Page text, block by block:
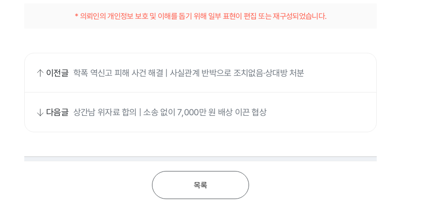
* 의뢰인의 개인정보 보호 및 이해를 돕기 위해 일부 표현이 편집 또는 재구성되었습니다.
이전글 학폭 역신고 피해 사건 해결 | 사실관계 반박으로 조치없음·상대방 처분
다음글 상간남 위자료 합의 | 소송 없이 7,000만 원 배상 이끈 협상
목록